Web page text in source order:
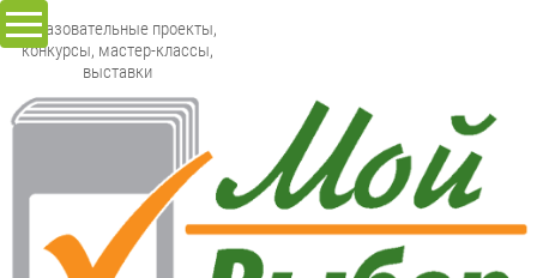
Образовательные проекты,
конкурсы, мастер-классы,
выставки